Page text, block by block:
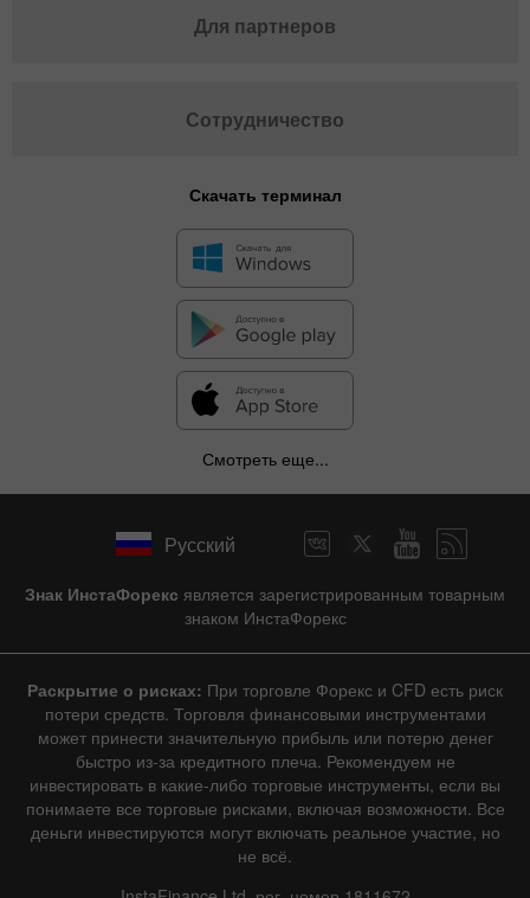
Для партнеров
Сотрудничество
Скачать терминал
Смотреть еще...
Русский
Знак ИнстаФорекс является зарегистрированным товарным
знаком ИнстаФорекс
Раскрытие о рисках: При торговле Форекс и CFD есть риск
потери средств. Торговля финансовыми инструментами
может принести значительную прибыль или потерю денег
быстро из-за кредитного плеча. Рекомендуем не
инвестировать в какие-либо торговые инструменты, если вы
понимаете все торговые рисками, включая возможности. Все
деньги инвестируются могут включать реальное участие, но
не всё.